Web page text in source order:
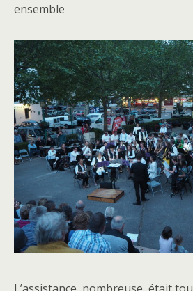
ensemble
L’assistance, nombreuse, était